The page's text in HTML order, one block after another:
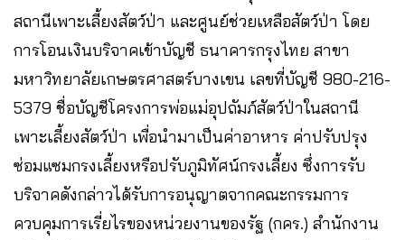
สถานีเพาะเลี้ยงสัตว์ป่า และศูนย์ช่วยเหลือสัตว์ป่า โดย
การโอนเงินบริจาคเข้าบัญชี ธนาคารกรุงไทย สาขา
มหาวิทยาลัยเกษตรศาสตร์บางเขน เลขที่บัญชี 980-216-
5379 ชื่อบัญชีโครงการพ่อแม่อุปถัมภ์สัตว์ป่าในสถานี
เพาะเลี้ยงสัตว์ป่า เพื่อนำมาเป็นค่าอาหาร ค่าปรับ​ปรุง​
ซ่อมแซม​กรงเลี้ยง​หรือปรับภูมิ​ทัศน์​กรงเลี้ยง​ ซึ่งการรับ
บริจาคดังกล่าวได้รับการอนุญาตจากคณะกรรมการ
ควบคุมการเรี่ยไรของหน่วยงานของรัฐ (กคร.) สำนักงาน